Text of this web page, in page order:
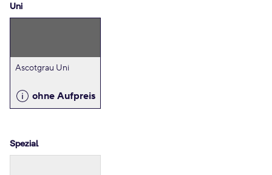
Uni
Ascotgrau Uni
ohne Aufpreis
Spezial